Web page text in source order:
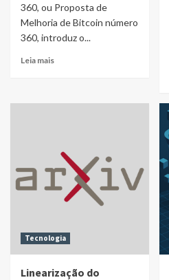
360, ou Proposta de
Melhoria de Bitcoin número
360, introduz o...
Leia mais
Tecnologia
Linearização do